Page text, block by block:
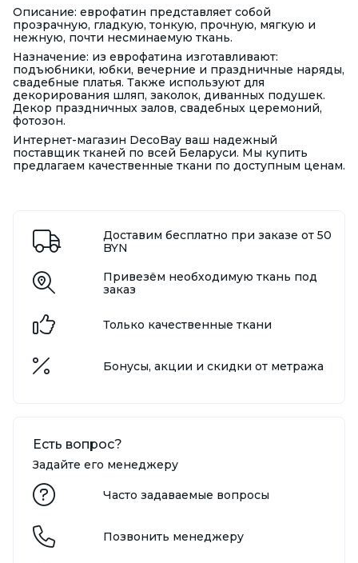
Описание: еврофатин представляет собой
прозрачную, гладкую, тонкую, прочную, мягкую и
нежную, почти несминаемую ткань.
Назначение: из еврофатина изготавливают:
подъюбники, юбки, вечерние и праздничные наряды,
свадебные платья. Также используют для
декорирования шляп, заколок, диванных подушек.
Декор праздничных залов, свадебных церемоний,
фотозон.
Интернет-магазин DecoBay ваш надежный
поставщик тканей по всей Беларуси. Мы купить
предлагаем качественные ткани по доступным ценам.
Доставим бесплатно при заказе от 50
BYN
Привезём необходимую ткань под
заказ
Только качественные ткани
Бонусы, акции и скидки от метража
Есть вопрос?
Задайте его менеджеру
Часто задаваемые вопросы
Позвонить менеджеру